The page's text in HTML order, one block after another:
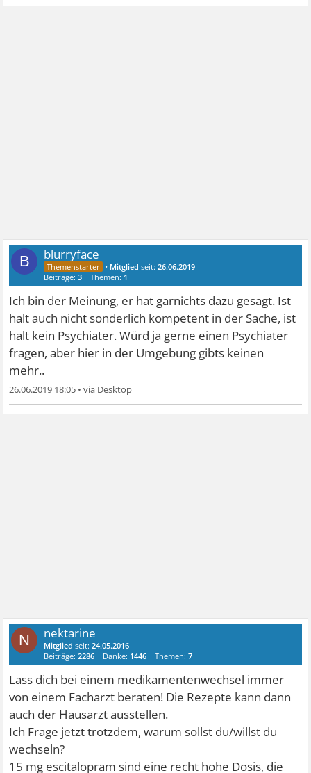
B blurryface
• Mitglied seit:26.06.2019
Beiträge:3 Themen: 1
Ich bin der Meinung, er hat garnichts dazu gesagt. Ist
halt auch nicht sonderlich kompetent in der Sache, ist
halt kein Psychiater. Würd ja gerne einen Psychiater
fragen, aber hier in der Umgebung gibts keinen
mehr..
26.06.2019 18:05 •
N nektarine
Mitglied seit:24.05.2016
Beiträge:2286 Danke: 1446 Themen:7
Lass dich bei einem medikamentenwechsel immer
von einem Facharzt beraten! Die Rezepte kann dann
auch der Hausarzt ausstellen.
Ich Frage jetzt trotzdem, warum sollst du/willst du
wechseln?
15 mg escitalopram sind eine recht hohe Dosis, die